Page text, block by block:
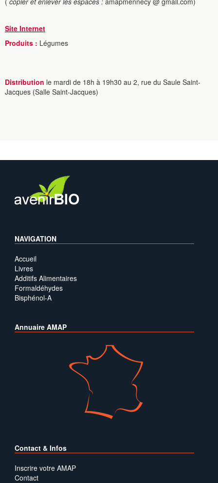
Site Internet
Produits : Légumes
Distribution le mardi de 18h à 19h30 au 2, rue du Saule Saint-
Jacques (Salle Saint-Jacques)
NAVIGATION
Accueil
Livres
Additifs Alimentaires
Formaldéhydes
Bisphénol-A
Annuaire AMAP
Contact & Infos
Inscrire votre AMAP
Contact